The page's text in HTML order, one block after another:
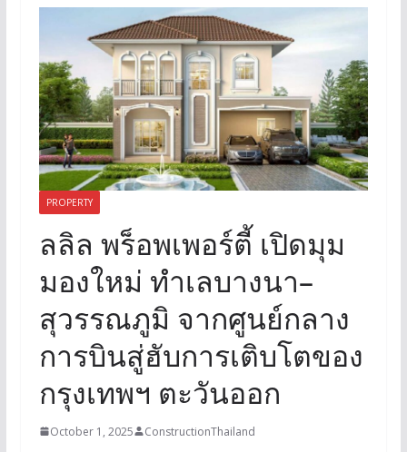
PROPERTY
ลลิล พร็อพเพอร์ตี้ เปิดมุม
มองใหม่ ทำเลบางนา–
สุวรรณภูมิ จากศูนย์กลาง
การบินสู่ฮับการเติบโตของ
กรุงเทพฯ ตะวันออก
October 1, 2025 ConstructionThailand